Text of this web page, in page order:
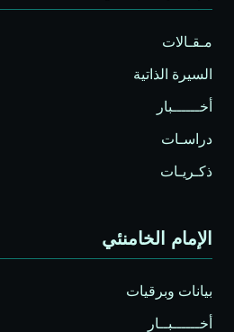
مـقـالات
السيرة الذاتية
أخــــــبار
دراسـات
ذكـريـات
الإمام الخامنئي
بيانات وبرقيات
أخــــــبــار